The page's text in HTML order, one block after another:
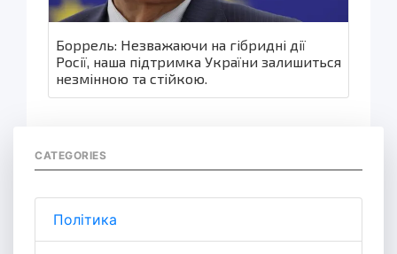
Боррель: Незважаючи на гібридні дії
Росії, наша підтримка України залишиться
незмінною та стійкою.
CATEGORIES
Політика